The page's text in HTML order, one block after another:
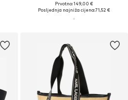
Prvotno: 149,00 €
Posljednja najniža cijena:71,52 €